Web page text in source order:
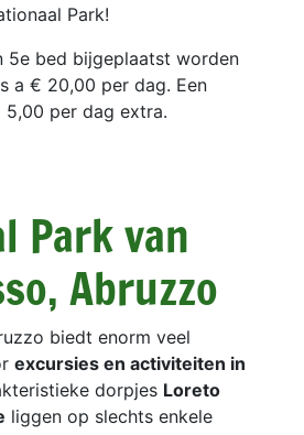
Park!
5e bed bijgeplaatst worden
a € 20,00 per dag. Een
per dag extra.
Park van
Abruzzo
biedt enorm veel
excursies en activiteiten in
dorpjes Loreto
liggen op slechts enkele